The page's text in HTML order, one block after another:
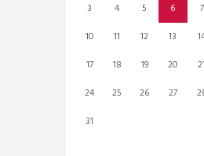
3
4 5 6 7
10
11 12 13
17
18 19 20 21
24
25 26 27
31